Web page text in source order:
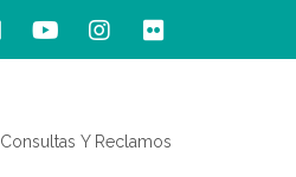
Consultas Y Reclamos